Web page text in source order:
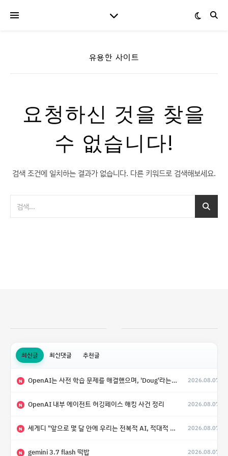
유용한 사이트
요청하신 것을 찾을
수 없습니다!
검색 조건에 일치하는 결과가 없습니다. 다른 키워드로 검색해보세요.
최신글 최신댓글 추천글
N OpenAI는 사전 학습 문제를 해결했으며, 'Doug'라는 코드명을 가진 훨씬 더 큰 모델을 활발히 개발 중 2026.08.07
N OpenAI 내부 에이전트 허깅페이스 해킹 사건 정리 2026.08.07
N 세게디 "앞으로 몇 달 안에 우리는 전복적 AI, 적대적 AI 둘 다 보게 될 것" 2026.08.07
N gemini 3.7 flash 떡밥 2026.08.07